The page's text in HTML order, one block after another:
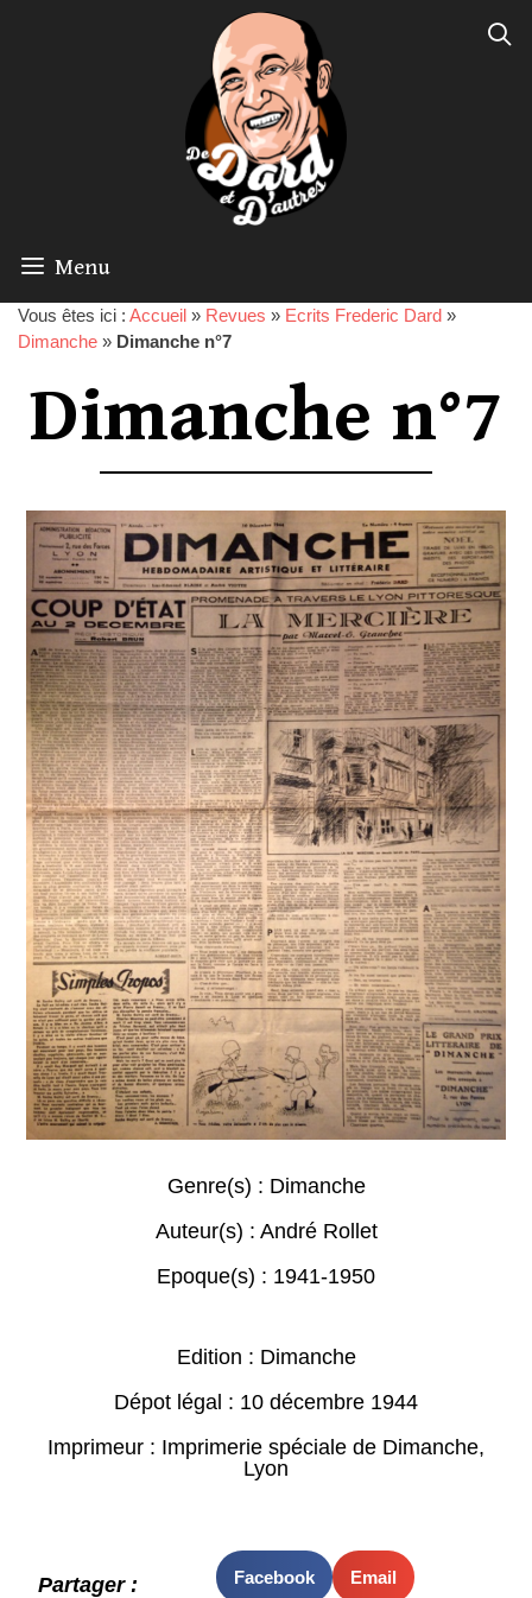
Menu
Vous êtes ici : Accueil » Revues » Ecrits Frederic Dard »
Dimanche » Dimanche n°7
Dimanche n°7
Genre(s) : Dimanche
Auteur(s) : André Rollet
Epoque(s) : 1941-1950
Edition : Dimanche
Dépot légal : 10 décembre 1944
Imprimeur : Imprimerie spéciale de Dimanche,
Lyon
Partager : Facebook Email